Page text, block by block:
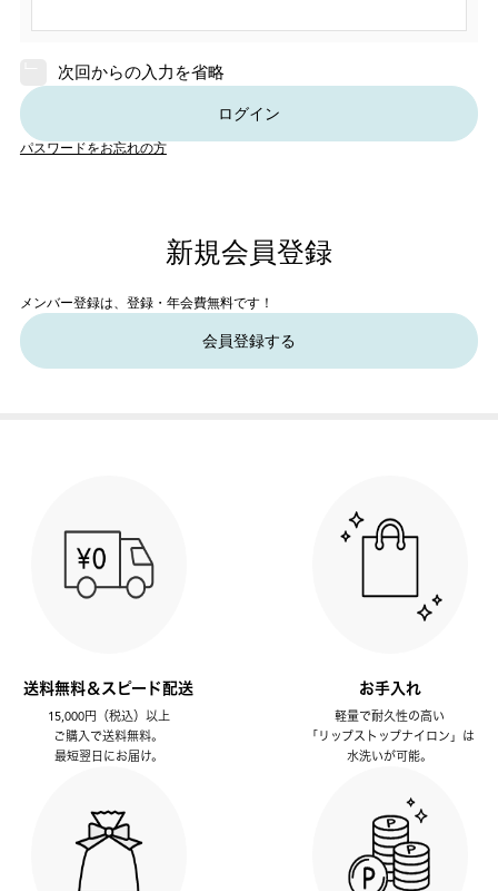
次回からの入力を省略
ログイン
パスワードをお忘れの方
新規会員登録
メンバー登録は、登録・年会費無料です！
会員登録する
送料無料＆スピード配送
15,000円（税込）以上
ご購入で送料無料。
最短翌日にお届け。
お手入れ
軽量で耐久性の高い
「リップストップナイロン」は
水洗いが可能。